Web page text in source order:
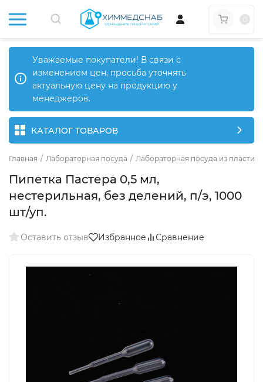
Уважаемые покупатели! В связи с
изменением цен, просьба уточнять
актуальную цену на продукцию у
менеджеров.
КАТАЛОГ ТОВАРОВ
Главная / Лабораторная посуда / Лабораторная посуда из пластика
Пипетка Пастера 0,5 мл,
нестерильная, без делений, п/э, 1000
шт/уп.
Оставить отзыв Избранное Сравнение